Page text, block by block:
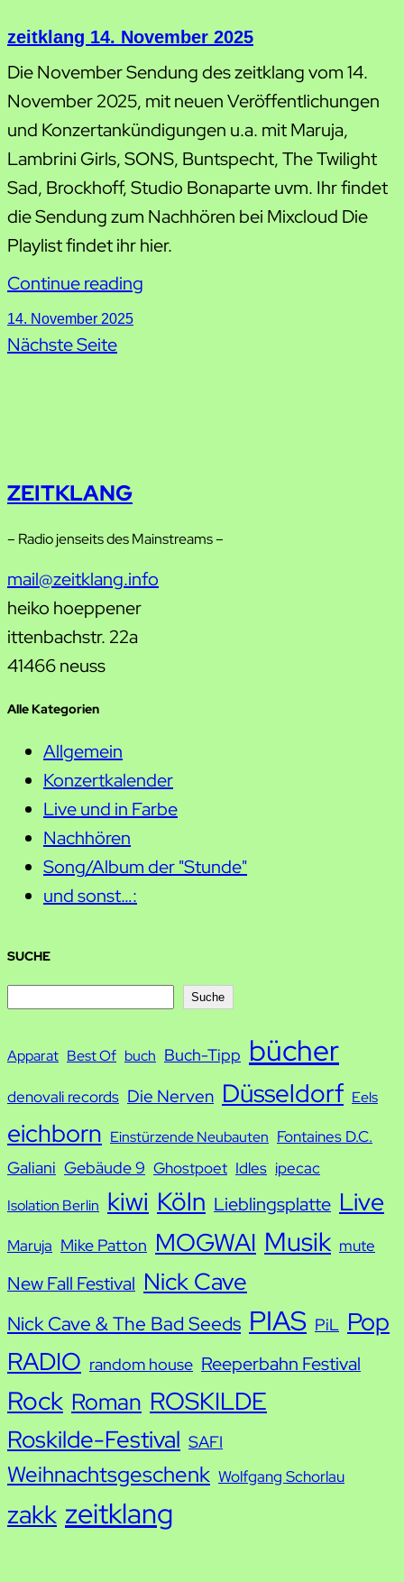
zeitklang 14. November 2025
Die November Sendung des zeitklang vom 14.
November 2025, mit neuen Veröffentlichungen
und Konzertankündigungen u.a. mit Maruja,
Lambrini Girls, SONS, Buntspecht, The Twilight
Sad, Brockhoff, Studio Bonaparte uvm. Ihr findet
die Sendung zum Nachhören bei Mixcloud Die
Playlist findet ihr hier.
Continue reading
14. November 2025
Nächste Seite
ZEITKLANG
– Radio jenseits des Mainstreams –
mail@zeitklang.info
heiko hoeppener
ittenbachstr. 22a
41466 neuss
Alle Kategorien
Allgemein
Konzertkalender
Live und in Farbe
Nachhören
Song/Album der "Stunde"
und sonst…:
SUCHE
c
Suche
Apparat Best Of buch Buch-Tipp bücher
denovali records Die Nerven Düsseldorf Eels
eichborn Einstürzende Neubauten Fontaines D.C.
Galiani Gebäude 9 Ghostpoet Idles ipecac
Isolation Berlin kiwi Köln Lieblingsplatte Live
Maruja Mike Patton MOGWAI Musik mute
New Fall Festival Nick Cave
Nick Cave & The Bad Seeds PIAS PiL Pop
RADIO random house Reeperbahn Festival
Rock Roman ROSKILDE
Roskilde-Festival SAFI
Weihnachtsgeschenk Wolfgang Schorlau
zakk zeitklang